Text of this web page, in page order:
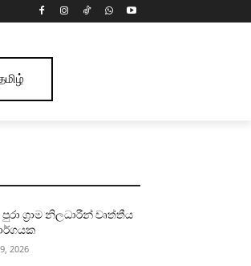
ග්‍රාම නිලධාරීන් වෘත්තීය
2026